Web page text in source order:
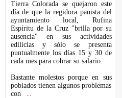
Tierra Colorada se quejaron este
día de que la regidora panista del
ayuntamiento local, Rufina
Espíritu de la Cruz "brilla por su
ausencia" en sus actividades
edilicias y sólo se presenta
puntualmente los días 15 y 30 de
cada mes para cobrar su salario.
Bastante molestos porque en sus
poblados tienen algunos problemas
con